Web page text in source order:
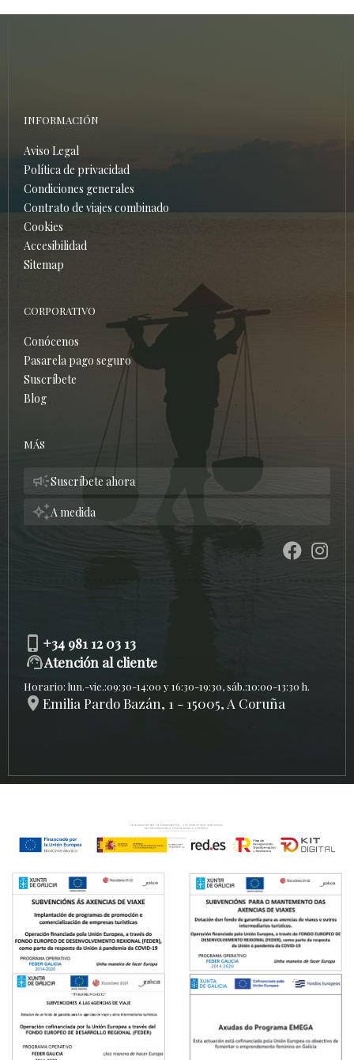
INFORMACIÓN
Aviso Legal
Política de privacidad
Condiciones generales
Contrato de viajes combinado
Cookies
Accesibilidad
Sitemap
CORPORATIVO
Conócenos
Pasarela pago seguro
Suscríbete
Blog
MÁS
campaignSuscríbete ahora
auto_awesomeA medida
phone_iphone +34 981 12 03 13
support_agentAtención al cliente
Horario: lun.-vie.:09:30-14:00 y 16:30-19:30, sáb.:10:00-13:30 h.
location_on Emilia Pardo Bazán, 1 - 15005, A Coruña